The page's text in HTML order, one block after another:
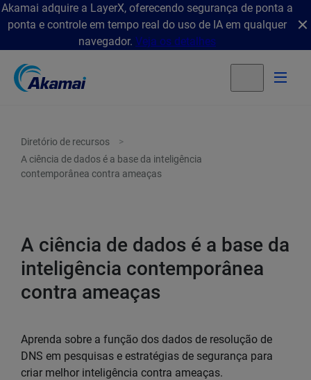
Akamai adquire a LayerX, oferecendo segurança de ponta a
ponta e controle em tempo real do uso de IA em qualquer
navegador. Veja os detalhes
Diretório de recursos
A ciência de dados é a base da inteligência
contemporânea contra ameaças
A ciência de dados é a base da
inteligência contemporânea
contra ameaças
Aprenda sobre a função dos dados de resolução de
DNS em pesquisas e estratégias de segurança para
criar melhor inteligência contra ameaças.